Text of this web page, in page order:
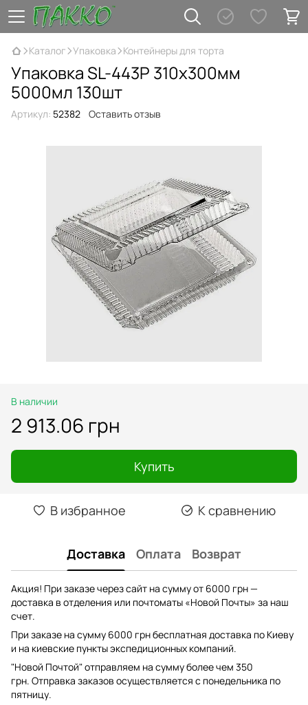
Каталог Упаковка Контейнеры для торта
Упаковка SL-443Р 310х300мм
5000мл 130шт
Артикул: 52382 Оставить отзыв
В наличии
2 913.06 грн
Купить
В избранное К сравнению
Доставка Оплата Возврат
Акция! При заказе через сайт на сумму от 6000 грн —
доставка в отделения или почтоматы «Новой Почты» за наш
счет.
При заказе на сумму 6000 грн бесплатная доставка по Киеву
и на киевские пункты экспедиционных компаний.
"Новой Почтой" отправляем на сумму более чем 350
грн. Отправка заказов осуществляется с понедельника по
пятницу.